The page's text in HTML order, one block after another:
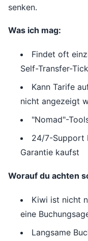
senken.
Was ich mag:
Findet oft
Self-Transfer-
Kann Tarife
nicht angezeigt
"Nomad"-
24/7-Support
Garantie kaufst
Worauf du achten
Kiwi ist nicht
eine
Langsame